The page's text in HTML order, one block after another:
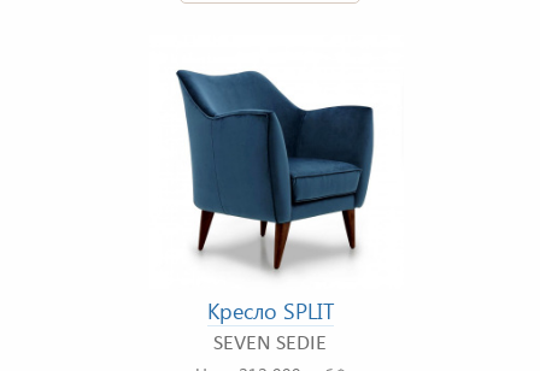
Кресло SPLIT
SEVEN SEDIE